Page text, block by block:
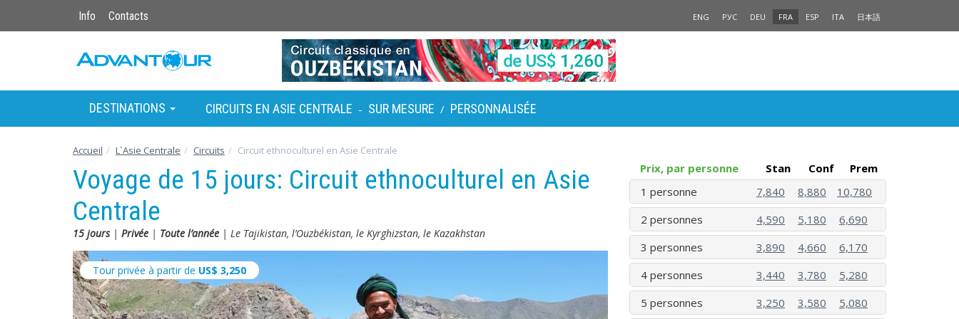
Info Contacts ENG РУС DEU FRA ESP ITA 日本語
DESTINATIONS CIRCUITS EN ASIE CENTRALE - SUR MESURE / PERSONNALISÉE
Accueil L`Asie Centrale Circuits Circuit ethnoculturel en Asie Centrale
Voyage de 15 jours: Circuit ethnoculturel en Asie
Centrale
15 jours| Privée | Toute l’année | Le Tajikistan, l’Ouzbékistan, le Kyrghizstan, le Kazakhstan
Tour privée à partir de US$ 3,250
Prix, par personne Stan Conf
Prem
1 personne
7,840 8,880
10,780
2 personnes
4,590 5,180
6,690
3 personnes
3,890 4,660
6,170
4 personnes
3,440 3,780
5,280
5 personnes
3,250 3,580 5,080